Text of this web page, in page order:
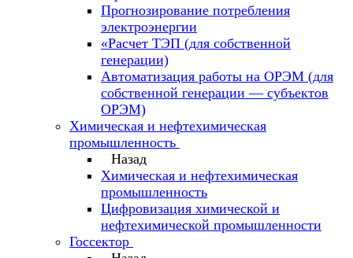
Прогнозирование потребления
электроэнергии
«Расчет ТЭП (для собственной
генерации)
Автоматизация работы на ОРЭМ (для
собственной генерации — субъектов
ОРЭМ)
Химическая и нефтехимическая
промышленность
Назад
Химическая и нефтехимическая
промышленность
Цифровизация химической и
нефтехимической промышленности
Госсектор